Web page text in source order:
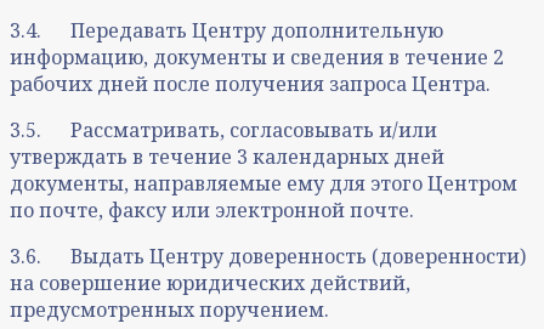
3.4. Передавать Центру дополнительную
информацию, документы и сведения в течение 2
рабочих дней после получения запроса Центра.
3.5. Рассматривать, согласовывать и/или
утверждать в течение 3 календарных дней
документы, направляемые ему для этого Центром
по почте, факсу или электронной почте.
3.6. Выдать Центру доверенность (доверенности)
на совершение юридических действий,
предусмотренных поручением.